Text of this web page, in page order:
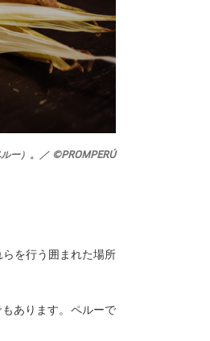
ー）。／ ©PROMPERÚ
を行う囲まれた場所
あります。ペルーで